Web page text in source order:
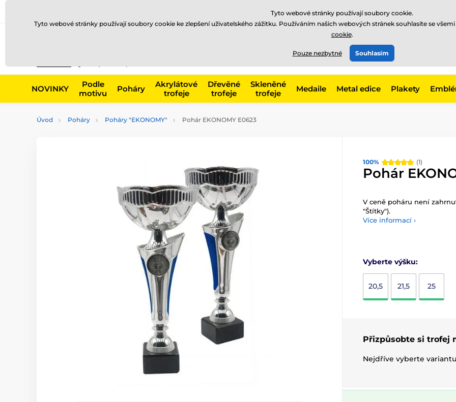
775 400 255
Zavolejte nám
NOVINKY
Podle
motivu
Poháry
Akrylátové
trofeje
Dřevěné
trofeje
Skleněné
trofeje
Medaile Metal edice Plakety
Úvod Poháry Poháry "EKONOMY" Pohár EKONOMY E0623
100% (1)
Pohár
V ceně poháru není
"Štítky").
Více informací ›
Vyberte výšku:
20,5 21,5 25
Přizpůsobte si trofej
Nejdříve vyberte variantu
Tyto webové stránky používají soubory cookie.
Tyto webové stránky používají soubory cookie ke zlepšení uživatelského zážitku. Používáním našich webových stránek souhlasíte se
cookie.
Pouze nezbytné Souhlasím